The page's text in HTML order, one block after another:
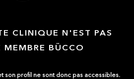
CLINIQUE N'EST PAS
MEMBRE BÜCCO
son profil ne sont donc pas accessibles.